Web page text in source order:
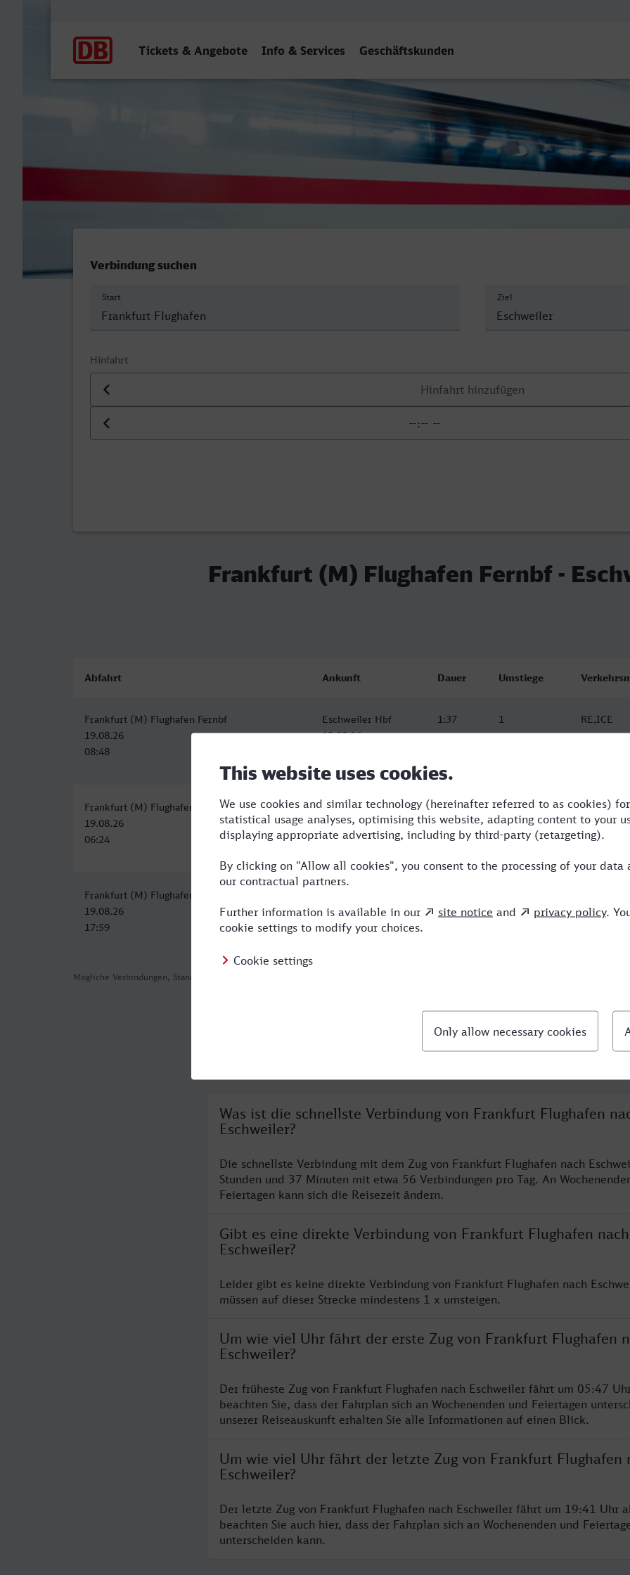
Tickets & Angebote Info & Services Geschäftskunden
Frankfurt (M) Flughafen Fernbf - Eschweiler Hbf
Verbindung suchen
Start Ziel
Hinfahrt
Datum der Hinfahrt
Uhrzeit der Hinfahrt
Frankfurt (M) Flughafen Fernbf -
Mögliche Verbindungen, Stand: 2026-08-05 15:41
Abfahrt Ankunft Dauer Umstiege
Frankfurt (M) Flughafen Fernbf
19.08.26
08:48
Eschweiler Hbf
19.08.26
1:37 1 RE,ICE
Frankfurt (M) Flughafen Regionalbf
19.08.26
06:24
Eschweiler Hbf
19.08.26
10:53
4:29 2 VLX,NX,TR
Frankfurt (M) Flughafen Fernbf
19.08.26
17:59
19.08.26
21:25
Was ist die schnellste Verbindung von Frankfurt Flughafen
Eschweiler?
Die schnellste Verbindung mit dem Zug von Frankfurt Flughafen nach
Stunden und 37 Minuten mit etwa 56 Verbindungen pro Tag. An
Feiertagen kann sich die Reisezeit ändern.
Gibt es eine direkte Verbindung von Frankfurt Flughafen nach
Eschweiler?
Leider gibt es keine direkte Verbindung von Frankfurt Flughafen nach
müssen auf dieser Strecke mindestens 1 x umsteigen.
Um wie viel Uhr fährt der erste Zug von Frankfurt Flughafen
Eschweiler?
Der früheste Zug von Frankfurt Flughafen nach Eschweiler fährt um 05:47
beachten Sie, dass der Fahrplan sich an Wochenenden und Feiertagen
unserer Reiseauskunft erhalten Sie alle Informationen auf einen Blick.
Um wie viel Uhr fährt der letzte Zug von Frankfurt Flughafen
Eschweiler?
Der letzte Zug von Frankfurt Flughafen nach Eschweiler fährt um 19:41 Uhr
beachten Sie auch hier, dass der Fahrplan sich an Wochenenden und
unterscheiden kann.